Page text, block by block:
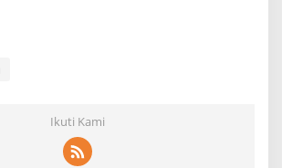
Ikuti Kami